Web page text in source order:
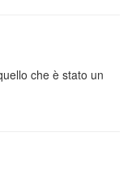
che è stato un